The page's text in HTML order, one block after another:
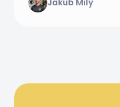
Jakub Milý